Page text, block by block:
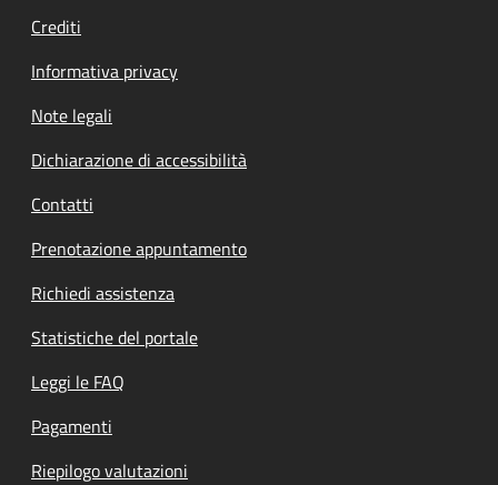
Crediti
Informativa privacy
Note legali
Dichiarazione di accessibilità
Contatti
Prenotazione appuntamento
Richiedi assistenza
Statistiche del portale
Leggi le FAQ
Pagamenti
Riepilogo valutazioni